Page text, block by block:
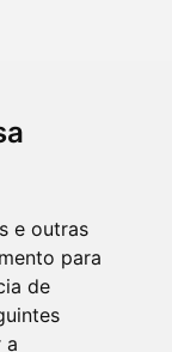
e outras
para
de
a
|